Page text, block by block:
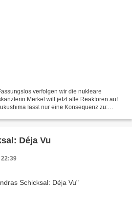
verfolgen wir die nukleare
Merkel will jetzt alle Reaktoren auf
lässt nur eine Konsequenz zu:
Déja Vu